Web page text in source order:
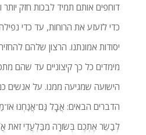
דוחפים אותם תמיד לבכות חזק יותר
כדי לזעזע את הרוחות, עד כדי
יסודות אמונתנו. הרצון שלהם
מימדים כל כך קיצוניים עד שהם
הישועה שמגיעה ממנו. על אנשים
הדברים הבאים: אֲבָל גַּם־אֲנַחְנוּ
לְבַשֵׂר אֶתְכֶם בְּשׂוֹרָה מִבַּלְעֲדֵי זׂאת